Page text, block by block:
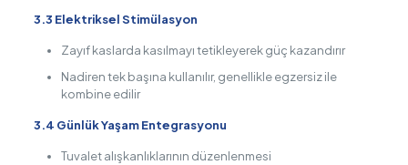
3.3 Elektriksel Stimülasyon
Zayıf kaslarda kasılmayı tetikleyerek güç kazandırır
Nadiren tek başına kullanılır, genellikle egzersiz ile
kombine edilir
3.4 Günlük Yaşam Entegrasyonu
Tuvalet alışkanlıklarının düzenlenmesi